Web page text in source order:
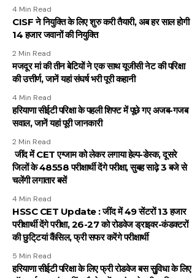
4 Min Read
CISF ने नियुक्ति के लिए शुरु करी तैयारी, अब हर साल होगी
14 हजार जवानों की नियुक्ति
2 Min Read
मजदूर मां की तीन बेटियों ने एक साथ यूजीसी नेट की परिक्षा
की उत्तीर्ण, जानें यहां संघर्ष भरी पूरी कहानी
4 Min Read
हरियाणा सीईटी परिक्षा के पहली शिफ्ट में पूछे गए अजब-गजब
सवाल, जानें यहां पूरी जानकारी
2 Min Read
जींद में CET एग्जाम को लेकर लगाया हेल्प-डेस्क, दूसरे
जिलों के 48558 परीक्षार्थी देंगे परीक्षा, सुबह साढ़े 3 बजे से
चलेंगी लगातार बसें
4 Min Read
HSSC CET Update : जींद में 49 सेंटरों 13 हजार
परीक्षार्थी देंगे परीक्षा, 26-27 को रोडवेज ड्राइवर-कंडक्टरों
की छुटि्टयां कैंसिल, फ्री सफर करेंगे परीक्षार्थी
5 Min Read
हरियाणा सीईटी परिक्षा के लिए फ्री रोडवेज बस सुुविधा के लिए